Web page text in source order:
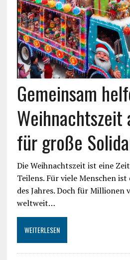
Gemeinsam
Weihnachtszeit
für große
Die Weihnachtszeit ist eine
Teilens. Für viele Menschen
des Jahres. Doch für Millionen
weltweit…
WEITERLESEN